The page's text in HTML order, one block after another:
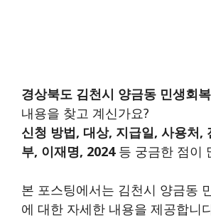
경상북도 김천시 양금동 민생회
내용을 찾고 계신가요?
신청 방법, 대상, 지급일, 사용처,
부, 이재명, 2024등 궁금한 점이
본 포스팅에서는 김천시 양금동
에 대한 자세한 내용을 제공합니